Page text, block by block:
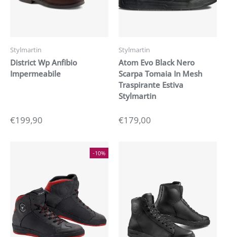
Stylmartin
District Wp Anfibio
Impermeabile
€199,90
Stylmartin
Atom Evo Black Nero
Scarpa Tomaia In Mesh
Traspirante Estiva
Stylmartin
€179,00
-10%